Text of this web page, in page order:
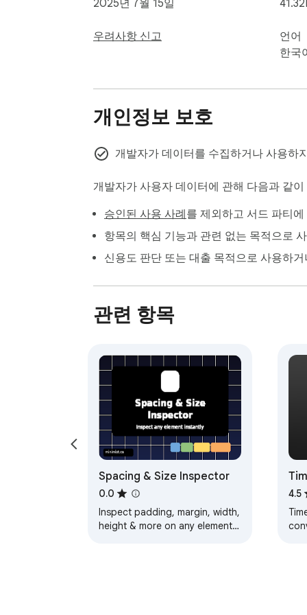
2025년 7월 15일
우려사항 신고
언어
한국
개인정보 보호
개발자가 데이터를 수집하거나 사용하
개발자가 사용자 데이터에 관해 다음과 같
승인된 사용 사례 를 제외하고 서드 파티
항목의 핵심 기능과 관련 없는 목적으로
신용도 판단 또는 대출 목적으로 사용하
관련 항목
Spacing & Size Inspector
0.0
Inspect padding, margin, width,
height & more on any element.
4.5